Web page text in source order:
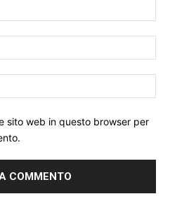
sito web in questo browser per